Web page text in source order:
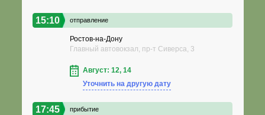
15:10 отправление
Ростов-на-Дону
Главный автовокзал, пр-т Сиверса, 3
Август: 12, 14
Уточнить на другую дату
17:45 прибытие